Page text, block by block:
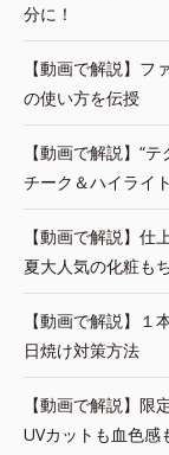
分に！
【動画で解説】
の使い方を伝授
【動画で解説】“
チーク＆ハイライ
【動画で解説】
夏大人気の化粧も
【動画で解説】１
日焼け対策方法
【動画で解説】限
UVカットも血色感